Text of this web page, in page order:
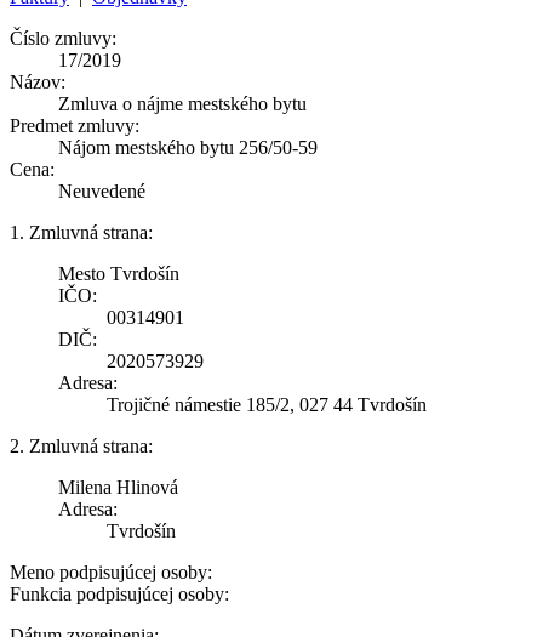
Číslo zmluvy:
17/2019
Názov:
Zmluva o nájme mestského bytu
Predmet zmluvy:
Nájom mestského bytu 256/50-59
Cena:
Neuvedené
1. Zmluvná strana:
Mesto Tvrdošín
IČO:
00314901
DIČ:
2020573929
Adresa:
Trojičné námestie 185/2, 027 44 Tvrdošín
2. Zmluvná strana:
Milena Hlinová
Adresa:
Tvrdošín
Meno podpisujúcej osoby:
Funkcia podpisujúcej osoby: